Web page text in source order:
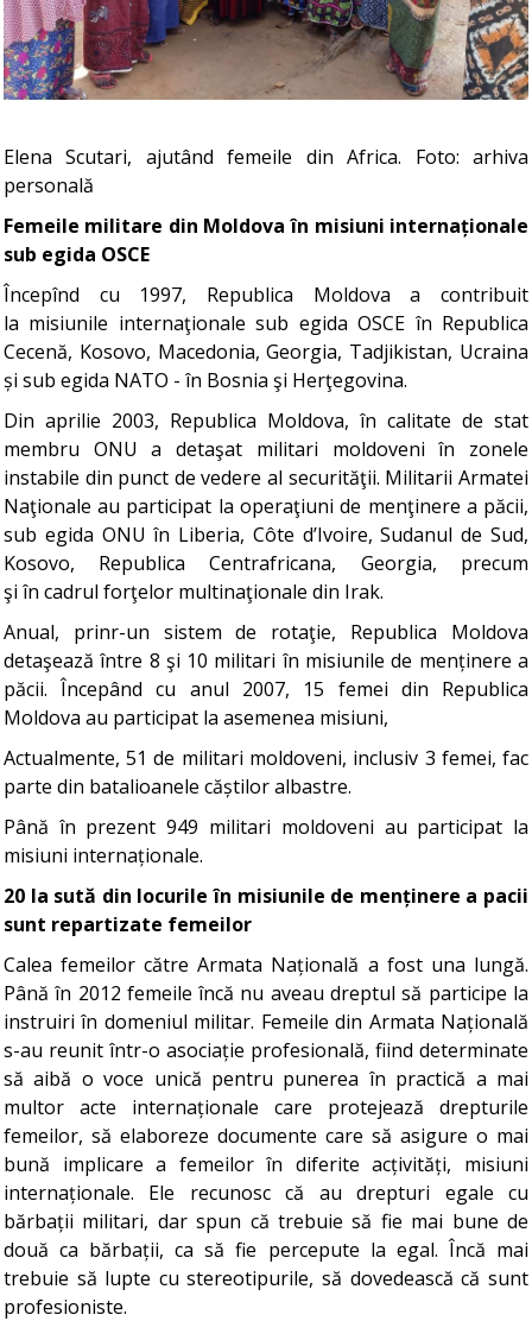
Elena Scutari, ajutând femeile din Africa. Foto: arhiva
personală
Femeile militare din Moldova în misiuni internaționale
sub egida OSCE
Începînd cu 1997, Republica Moldova a contribuit
la misiunile internaţionale sub egida OSCE în Republica
Cecenă, Kosovo, Macedonia, Georgia, Tadjikistan, Ucraina
și sub egida NATO - în Bosnia şi Herţegovina.
Din aprilie 2003, Republica Moldova, în calitate de stat
membru ONU a detaşat militari moldoveni în zonele
instabile din punct de vedere al securităţii. Militarii Armatei
Naţionale au participat la operaţiuni de menţinere a păcii,
sub egida ONU în Liberia, Côte d’Ivoire, Sudanul de Sud,
Kosovo, Republica Centrafricana, Georgia, precum
şi în cadrul forţelor multinaţionale din Irak.
Anual, prinr-un sistem de rotaţie, Republica Moldova
detaşează între 8 şi 10 militari în misiunile de menținere a
păcii. Începând cu anul 2007, 15 femei din Republica
Moldova au participat la asemenea misiuni,
Actualmente, 51 de militari moldoveni, inclusiv 3 femei, fac
parte din batalioanele căștilor albastre.
Până în prezent 949 militari moldoveni au participat la
misiuni internaționale.
20 la sută din locurile în misiunile de menținere a pacii
sunt repartizate femeilor
Calea femeilor către Armata Națională a fost una lungă.
Până în 2012 femeile încă nu aveau dreptul să participe la
instruiri în domeniul militar. Femeile din Armata Națională
s-au reunit într-o asociație profesională, fiind determinate
să aibă o voce unică pentru punerea în practică a mai
multor acte internaționale care protejează drepturile
femeilor, să elaboreze documente care să asigure o mai
bună implicare a femeilor în diferite acțivități, misiuni
internaționale. Ele recunosc că au drepturi egale cu
bărbații militari, dar spun că trebuie să fie mai bune de
două ca bărbații, ca să fie percepute la egal. Încă mai
trebuie să lupte cu stereotipurile, să dovedească că sunt
profesioniste.